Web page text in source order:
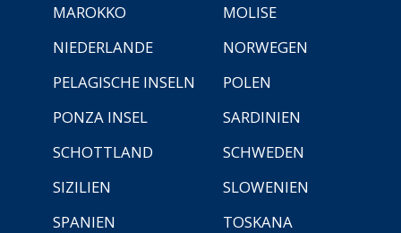
MAROKKO
MOLISE
NIEDERLANDE
NORWEGEN
PELAGISCHE INSELN
POLEN
PONZA INSEL
SARDINIEN
SCHOTTLAND
SCHWEDEN
SIZILIEN
SLOWENIEN
SPANIEN
TOSKANA